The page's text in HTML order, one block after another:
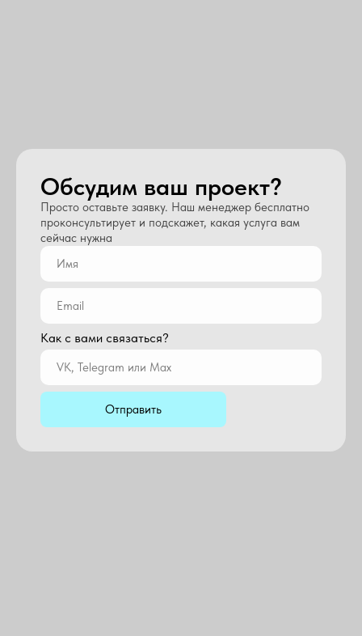
Обсудим ваш проект?
Просто оставьте заявку. Наш менеджер бесплатно
проконсультирует и подскажет, какая услуга вам
сейчас нужна
Как с вами связаться?
Отправить